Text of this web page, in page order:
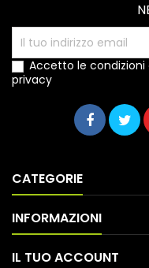
Accetto le condizioni
privacy
CATEGORIE
INFORMAZIONI
IL TUO ACCOUNT